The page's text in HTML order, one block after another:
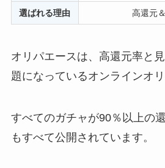
選ばれる理由 高還元
オリパエースは、高還元率と
題になっているオンラインオリ
すべてのガチャが90％以上の
もすべて公開されています。